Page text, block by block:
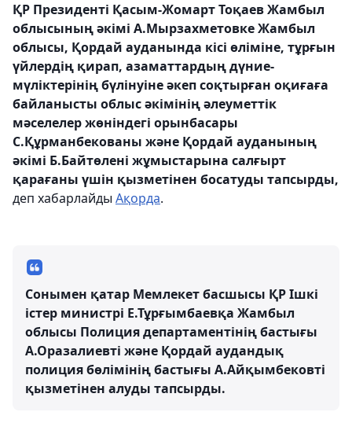
ҚР Президенті Қасым-Жомарт Тоқаев Жамбыл
облысының әкімі А.Мырзахметовке Жамбыл
облысы, Қордай ауданында кісі өліміне, тұрғын
үйлердің қирап, азаматтардың дүние-
мүліктерінің бүлінуіне әкеп соқтырған оқиғаға
байланысты облыс әкімінің әлеуметтік
мәселелер жөніндегі орынбасары
С.Құрманбекованы және Қордай ауданының
әкімі Б.Байтөлені жұмыстарына салғырт
қарағаны үшін қызметінен босатуды тапсырды,
деп хабарлайды Ақорда.
Сонымен қатар Мемлекет басшысы ҚР Ішкі
істер министрі Е.Тұрғымбаевқа Жамбыл
облысы Полиция департаментінің бастығы
А.Оразалиевті және Қордай аудандық
полиция бөлімінің бастығы А.Айқымбековті
қызметінен алуды тапсырды.